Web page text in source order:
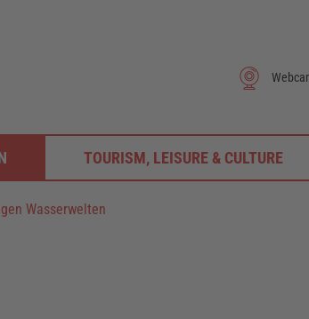
TOURISM, LEISURE & CULTURE
Wasserwelten